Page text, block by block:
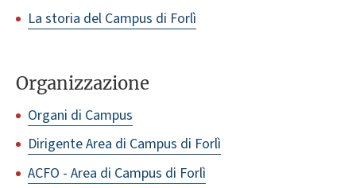
La storia del Campus di Forlì
Organizzazione
Organi di Campus
Dirigente Area di Campus di Forlì
ACFO - Area di Campus di Forlì